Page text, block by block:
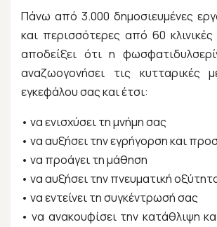
Πάνω από 3.000 δημοσιευμένες
και περισσότερες από 60 κλινικές
αποδείξει ότι η
αναζωογονήσει τις κυτταρικές
εγκεφάλου σας και έτσι:
• να ενισχύσει τη μνήμη σας
• να αυξήσει την εγρήγορση και
• να προάγει τη μάθηση
• να αυξήσει την πνευματική
• να εντείνει τη συγκέντρωσή σας
• να ανακουφίσει την κατάθλιψη